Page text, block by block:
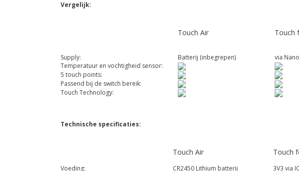
Vergelijk:
Touch Air
Supply: Batterij (inbegrepen) via
Temperatuur en vochtigheid sensor:
5 touch points:
Passend bij de switch bereik:
Touch Technology:
Technische specificaties:
Touch Air Touch
Voeding: CR2450 Lithium batterij
3V3 via